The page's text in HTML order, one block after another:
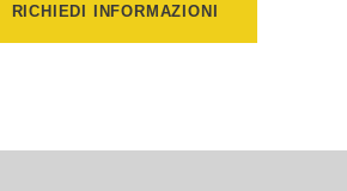
RICHIEDI INFORMAZIONI